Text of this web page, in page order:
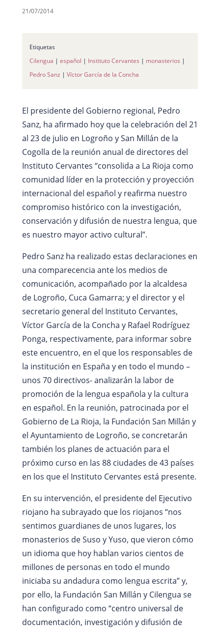
21/07/2014
Etiquetas
Cilengua | español | Instituto Cervantes | monasterios |
Pedro Sanz | Víctor García de la Concha
El presidente del Gobierno regional, Pedro
Sanz, ha afirmado hoy que la celebración del 21
al 23 de julio en Logroño y San Millán de la
Cogolla de la reunión anual de directores del
Instituto Cervantes “consolida a La Rioja como
comunidad líder en la protección y proyección
internacional del español y reafirma nuestro
compromiso histórico con la investigación,
conservación y difusión de nuestra lengua, que
es nuestro mayor activo cultural”.
Pedro Sanz ha realizado estas declaraciones en
una comparecencia ante los medios de
comunicación, acompañado por la alcaldesa
de Logroño, Cuca Gamarra; y el director y el
secretario general del Instituto Cervantes,
Víctor García de la Concha y Rafael Rodríguez
Ponga, respectivamente, para informar sobre
este encuentro, en el que los responsables de
la institución en España y en todo el mundo –
unos 70 directivos- analizarán la labor de
promoción de la lengua española y la cultura
en español. En la reunión, patrocinada por el
Gobierno de La Rioja, la Fundación San Millán y
el Ayuntamiento de Logroño, se concretarán
también los planes de actuación para el
próximo curso en las 88 ciudades de 43 países
en los que el Instituto Cervantes está presente.
En su intervención, el presidente del Ejecutivo
riojano ha subrayado que los riojanos “nos
sentimos guardianes de unos lugares, los
monasterios de Suso y Yuso, que vieron cómo
un idioma que hoy hablan varios cientos de
millones de personas en todo el mundo
iniciaba su andadura como lengua escrita” y,
por ello, la Fundación San Millán y Cilengua se
han configurado como “centro universal de
documentación, investigación y difusión de